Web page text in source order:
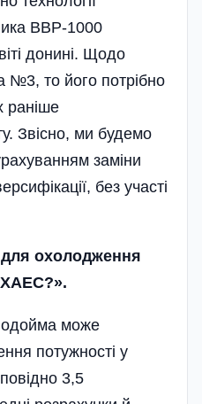
ВВР-1000
донині. Щодо
№3, то його потрібно
раніше
Звісно, ми будемо
заміни
без участі
охолодження
ХАЕС?».
може
потужності у
3,5